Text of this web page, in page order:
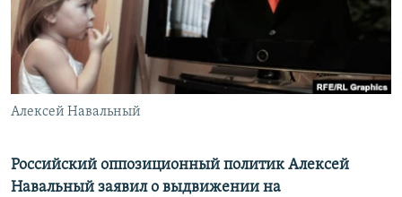
ПОБЕДИТЕЛЕЙ НЕ СУДЯТ?
КРЫМ.НЕПОКОРЕННЫЙ
ELIFBE
УКРАИНСКАЯ ПРОБЛЕМА КРЫМА
ПРИСОЕДИНЯЙТЕСЬ!
Алексей Навальный
Российский оппозиционный политик Алексей
Навальный заявил о выдвижении на